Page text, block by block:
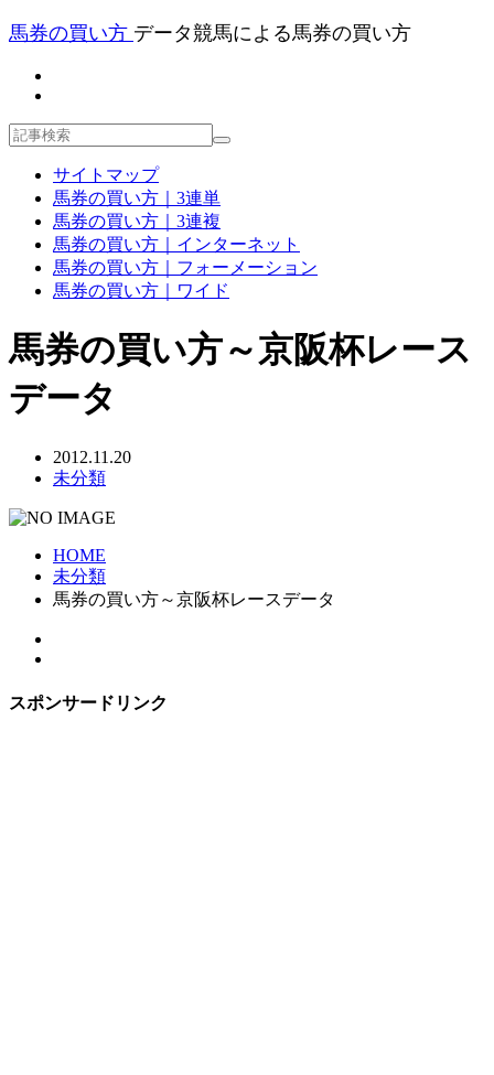
馬券の買い方 データ競馬による馬券の買い方
サイトマップ
馬券の買い方｜3連単
馬券の買い方｜3連複
馬券の買い方｜インターネット
馬券の買い方｜フォーメーション
馬券の買い方｜ワイド
馬券の買い方～京阪杯レース
データ
2012.11.20
未分類
HOME
未分類
馬券の買い方～京阪杯レースデータ
スポンサードリンク